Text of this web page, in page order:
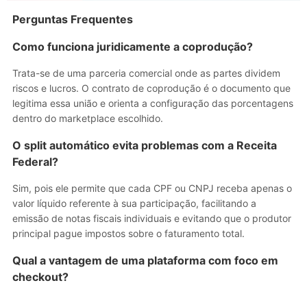
Perguntas Frequentes
Como funciona juridicamente a coprodução?
Trata-se de uma parceria comercial onde as partes dividem
riscos e lucros. O contrato de coprodução é o documento que
legitima essa união e orienta a configuração das porcentagens
dentro do marketplace escolhido.
O split automático evita problemas com a Receita
Federal?
Sim, pois ele permite que cada CPF ou CNPJ receba apenas o
valor líquido referente à sua participação, facilitando a
emissão de notas fiscais individuais e evitando que o produtor
principal pague impostos sobre o faturamento total.
Qual a vantagem de uma plataforma com foco em
checkout?